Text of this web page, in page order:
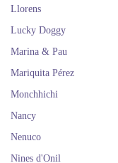
Llorens
Lucky Doggy
Marina & Pau
Mariquita Pérez
Monchhichi
Nancy
Nenuco
Nines d'Onil